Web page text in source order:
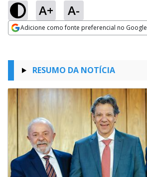
A+ A-
Adicione como fonte preferencial no Google
RESUMO DA NOTÍCIA